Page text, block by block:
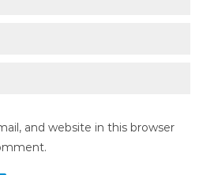
and website in this browser